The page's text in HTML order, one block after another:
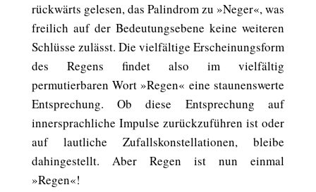
rückwärts gelesen, das Palindrom zu »Neger«, was
freilich auf der Bedeutungsebene keine weiteren
Schlüsse zulässt. Die vielfältige Erscheinungsform
des Regens findet also im vielfältig
permutierbaren Wort »Regen« eine staunenswerte
Entsprechung. Ob diese Entsprechung auf
innersprachliche Impulse zurückzuführen ist oder
auf lautliche Zufallskonstellationen, bleibe
dahingestellt. Aber Regen ist nun einmal
»Regen«!